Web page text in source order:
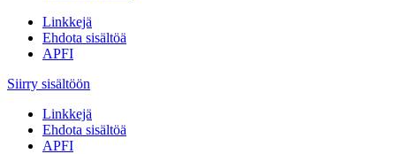
Linkkejä
Ehdota sisältöä
APFI
Siirry sisältöön
Linkkejä
Ehdota sisältöä
APFI